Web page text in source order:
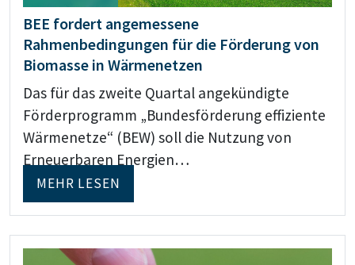
BEE fordert angemessene
Rahmenbedingungen für die Förderung von
Biomasse in Wärmenetzen
Das für das zweite Quartal angekündigte
Förderprogramm „Bundesförderung effiziente
Wärmenetze“ (BEW) soll die Nutzung von
Erneuerbaren Energien…
MEHR LESEN